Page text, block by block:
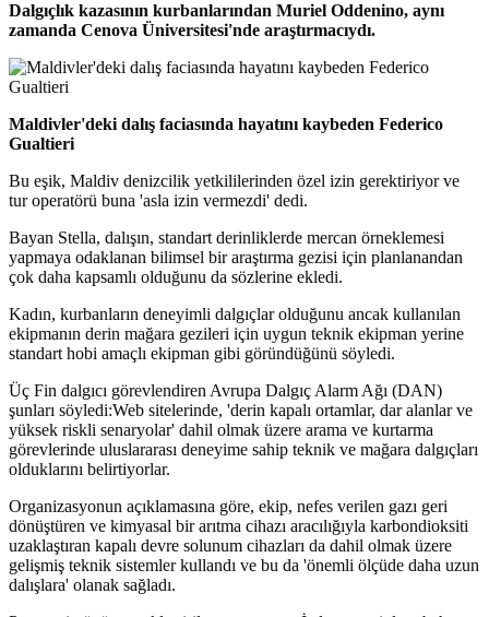
Dalgıçlık kazasının kurbanlarından Muriel Oddenino, aynı
zamanda Cenova Üniversitesi'nde araştırmacıydı.
Maldivler'deki dalış faciasında hayatını kaybeden Federico
Gualtieri
Bu eşik, Maldiv denizcilik yetkililerinden özel izin gerektiriyor ve
tur operatörü buna 'asla izin vermezdi' dedi.
Bayan Stella, dalışın, standart derinliklerde mercan örneklemesi
yapmaya odaklanan bilimsel bir araştırma gezisi için planlanandan
çok daha kapsamlı olduğunu da sözlerine ekledi.
Kadın, kurbanların deneyimli dalgıçlar olduğunu ancak kullanılan
ekipmanın derin mağara gezileri için uygun teknik ekipman yerine
standart hobi amaçlı ekipman gibi göründüğünü söyledi.
Üç Fin dalgıcı görevlendiren Avrupa Dalgıç Alarm Ağı (DAN)
şunları söyledi:Web sitelerinde, 'derin kapalı ortamlar, dar alanlar ve
yüksek riskli senaryolar' dahil olmak üzere arama ve kurtarma
görevlerinde uluslararası deneyime sahip teknik ve mağara dalgıçları
olduklarını belirtiyorlar.
Organizasyonun açıklamasına göre, ekip, nefes verilen gazı geri
dönüştüren ve kimyasal bir arıtma cihazı aracılığıyla karbondioksiti
uzaklaştıran kapalı devre solunum cihazları da dahil olmak üzere
gelişmiş teknik sistemler kullandı ve bu da 'önemli ölçüde daha uzun
dalışlara' olanak sağladı.